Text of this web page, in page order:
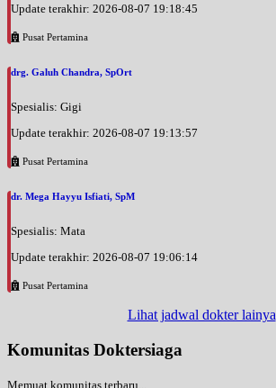
UMUM
Sabtu, 29/08/2026
Minggu, 30/08/2026
Jam 10:00 - 11:00
Jam 09:00 - 12:30
Senin, 31/08/2026
UMUM
UMUM
Update terakhir: 2026-08-07 19:18:45
Pusat Pertamina
drg. Galuh Chandra, SpOrt
Spesialis: Gigi
Update terakhir: 2026-08-07 19:13:57
Pusat Pertamina
dr. Mega Hayyu Isfiati, SpM
Spesialis: Mata
Update terakhir: 2026-08-07 19:06:14
Pusat Pertamina
Lihat jadwal dokter lainya
Komunitas Doktersiaga
Memuat komunitas terbaru...